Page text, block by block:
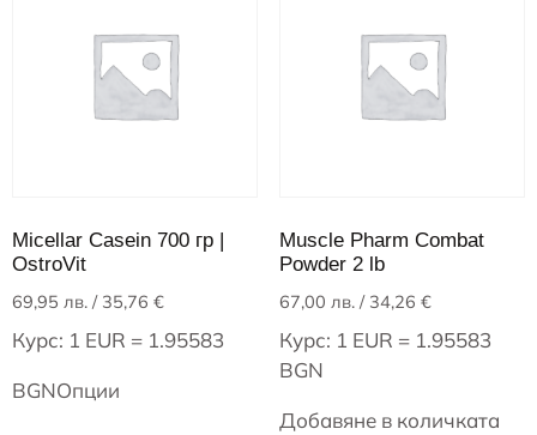
Micellar Casein 700 гр |
OstroVit
69,95 лв. / 35,76 €
Курс: 1 EUR = 1.95583
BGNОпции
Muscle Pharm Combat
Powder 2 lb
67,00 лв./ 34,26 €
Курс: 1 EUR = 1.95583
BGN
Добавяне в количката